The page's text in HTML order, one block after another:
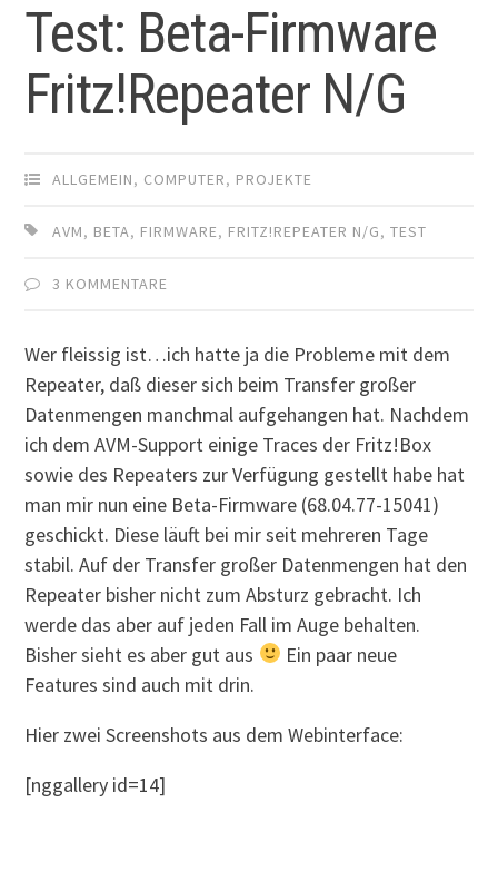
Test: Beta-Firmware
Fritz!Repeater N/G
ALLGEMEIN, COMPUTER, PROJEKTE
AVM, BETA, FIRMWARE, FRITZ!REPEATER N/G,TEST
3 KOMMENTARE
Wer fleissig ist…ich hatte ja die Probleme mit dem
Repeater, daß dieser sich beim Transfer großer
Datenmengen manchmal aufgehangen hat. Nachdem
ich dem AVM-Support einige Traces der Fritz!Box
sowie des Repeaters zur Verfügung gestellt habe hat
man mir nun eine Beta-Firmware (68.04.77-15041)
geschickt. Diese läuft bei mir seit mehreren Tage
stabil. Auf der Transfer großer Datenmengen hat den
Repeater bisher nicht zum Absturz gebracht. Ich
werde das aber auf jeden Fall im Auge behalten.
Bisher sieht es aber gut aus
Ein paar neue
Features sind auch mit drin.
Hier zwei Screenshots aus dem Webinterface:
[nggallery id=14]